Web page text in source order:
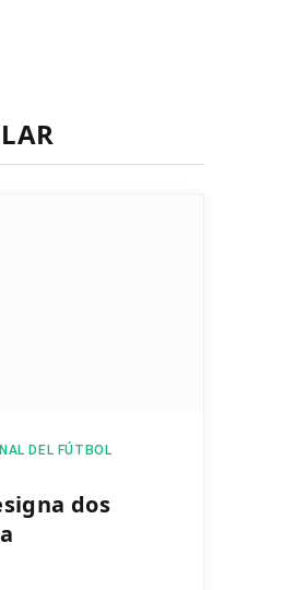
DEL FÚTBOL
dos